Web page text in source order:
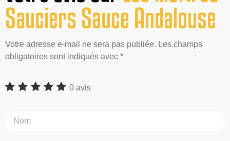
Sauciers Sauce Andalouse
Votre adresse e-mail ne sera pas publiée. Les champs
obligatoires sont indiqués avec *
0 avis